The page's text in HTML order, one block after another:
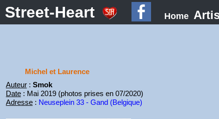
Street-Heart Home
Michel et Laurence
Auteur: Smok
Date: Mai 2019 (photos prises en 07/2020)
Adresse: Neuseplein 33 - Gand (Belgique)